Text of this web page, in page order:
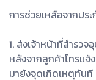
การช่วยเหลือจากปร
1. ส่งเจ้าหน้าที่สำรว
หลังจากลูกค้าโทรแจ้
มายังจุดเกิดเหตุทันที